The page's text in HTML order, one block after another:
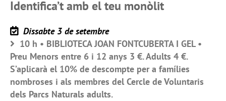
Identifica’t amb el teu monòlit
Dissabte 3 de setembre
10 h • BIBLIOTECA JOAN FONTCUBERTA I GEL •
Preu Menors entre 6 i 12 anys 3 €. Adults 4 €.
S’aplicarà el 10% de descompte per a famílies
nombroses i als membres del Cercle de Voluntaris
dels Parcs Naturals adults.